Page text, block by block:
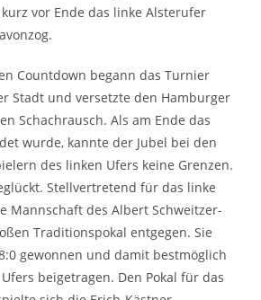
vor Ende das linke Alsterufer
Countdown begann das Turnier
Stadt und versetzte den Hamburger
Schachrausch. Als am Ende das
wurde, kannte der Jubel bei den
des linken Ufers keine Grenzen.
Stellvertretend für das linke
Mannschaft des Albert Schweitzer-
Traditionspokal entgegen. Sie
gewonnen und damit bestmöglich
beigetragen. Den Pokal für das